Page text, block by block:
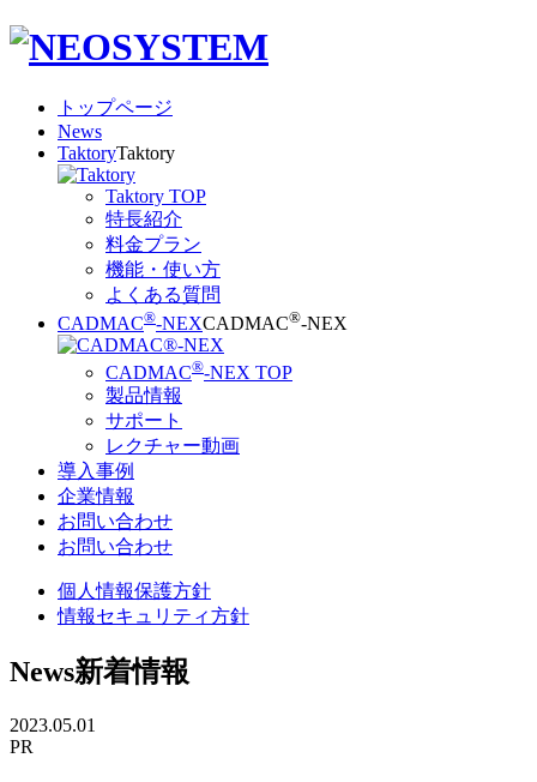
トップページ
News
TaktoryTaktory
Taktory TOP
特長紹介
料金プラン
機能・使い方
よくある質問
CADMAC®-NEXCADMAC®-NEX
CADMAC®-NEX TOP
製品情報
サポート
レクチャー動画
導入事例
企業情報
お問い合わせ
お問い合わせ
個人情報保護方針
情報セキュリティ方針
News新着情報
2023.05.01
PR